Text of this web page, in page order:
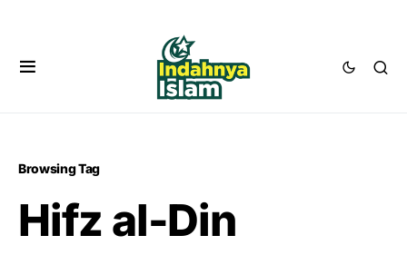
Browsing Tag
Hifz al-Din